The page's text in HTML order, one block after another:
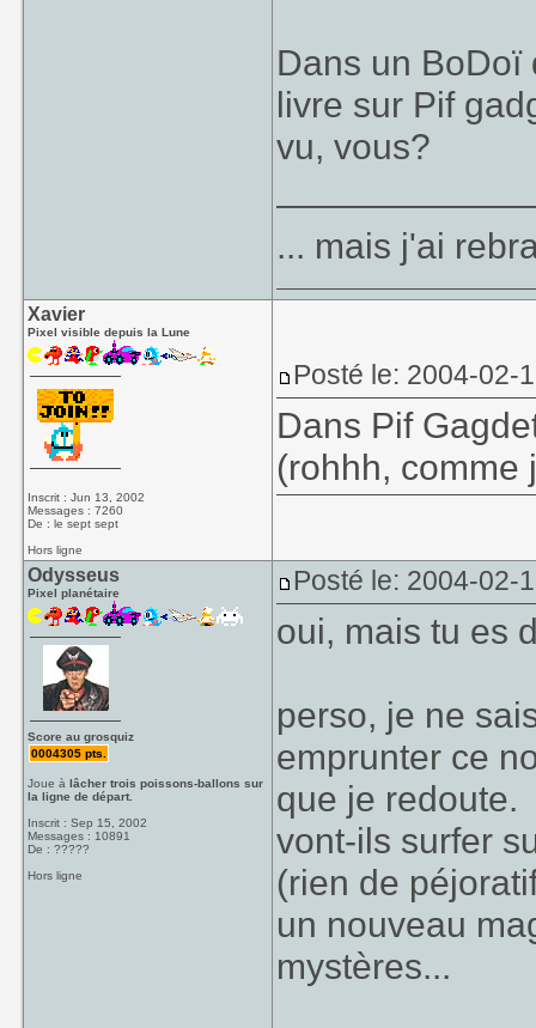
Dans un BoDoï
livre sur Pif
vu, vous?
... mais j'ai
Xavier
Pixel visible depuis la Lune
Inscrit : Jun 13, 2002
Messages : 7260
De : le sept sept
Hors ligne
Posté le: 2004-02-
Dans Pif
(rohhh, comme
Odysseus
Pixel planétaire
Score au grosquiz
0004305 pts.
Joue àlâcher trois poissons-ballons sur
la ligne de départ.
Inscrit : Sep 15, 2002
Messages : 10891
De : ?????
Hors ligne
Posté le: 2004-02-
oui, mais tu es
perso, je ne
emprunter ce
que je redoute.
vont-ils surfer
(rien de
un nouveau
mystères...